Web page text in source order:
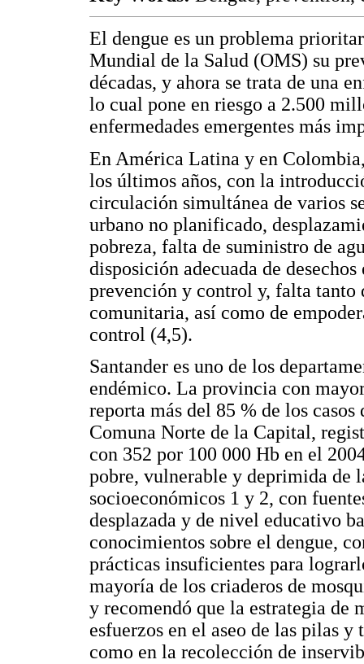
El dengue es un problema
Mundial de la Salud (OMS) su
décadas, y ahora se trata de una
lo cual pone en riesgo a 2.500
enfermedades emergentes más
En América Latina y en
los últimos años, con la
circulación simultánea de varios
urbano no planificado,
pobreza, falta de suministro de
disposición adecuada de
prevención y control y, falta tanto
comunitaria, así como de
control (4,5).
Santander es uno de los
endémico. La provincia con
reporta más del 85 % de los
Comuna Norte de la Capital,
con 352 por 100 000 Hb en el
pobre, vulnerable y deprimida de
socioeconómicos 1 y 2, con
desplazada y de nivel educativo
conocimientos sobre el dengue,
prácticas insuficientes para
mayoría de los criaderos de
y recomendó que la estrategia
esfuerzos en el aseo de las pilas
como en la recolección de